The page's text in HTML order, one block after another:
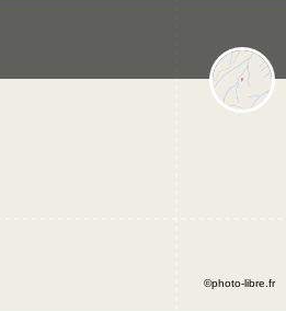
©photo-libre.fr